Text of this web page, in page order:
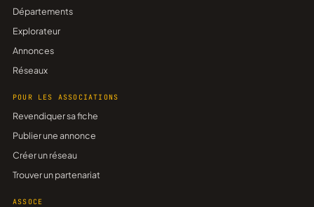
Départements
Explorateur
Annonces
Réseaux
POUR LES ASSOCIATIONS
Revendiquer sa fiche
Publier une annonce
Créer un réseau
Trouver un partenariat
ASSOCE